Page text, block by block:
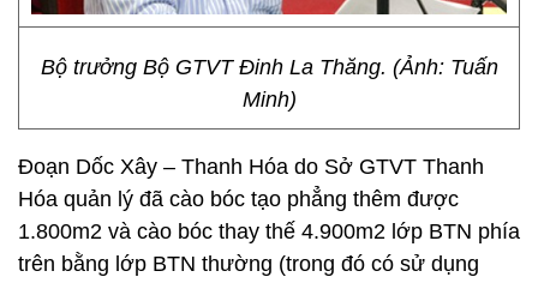
Bộ trưởng Bộ GTVT Đinh La Thăng. (Ảnh: Tuấn
Minh)
Đoạn Dốc Xây – Thanh Hóa do Sở GTVT Thanh
Hóa quản lý đã cào bóc tạo phẳng thêm được
1.800m2 và cào bóc thay thế 4.900m2 lớp BTN phía
trên bằng lớp BTN thường (trong đó có sử dụng